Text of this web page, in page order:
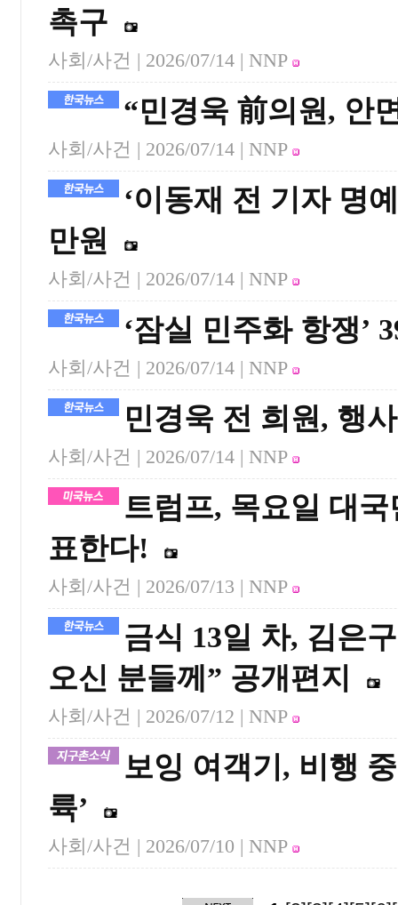
촉구
사회/사건 | 2026/07/14 | NNP
“민경욱 前의원, 안
사회/사건 | 2026/07/14 | NNP
‘이동재 전 기자 명
만원
사회/사건 | 2026/07/14 | NNP
‘잠실 민주화 항쟁’
사회/사건 | 2026/07/14 | NNP
민경욱 전 희원, 행
사회/사건 | 2026/07/14 | NNP
트럼프, 목요일 대
표한다!
사회/사건 | 2026/07/13 | NNP
금식 13일 차, 김은
오신 분들께” 공개편지
사회/사건 | 2026/07/12 | NNP
보잉 여객기, 비행
륙’
사회/사건 | 2026/07/10 | NNP